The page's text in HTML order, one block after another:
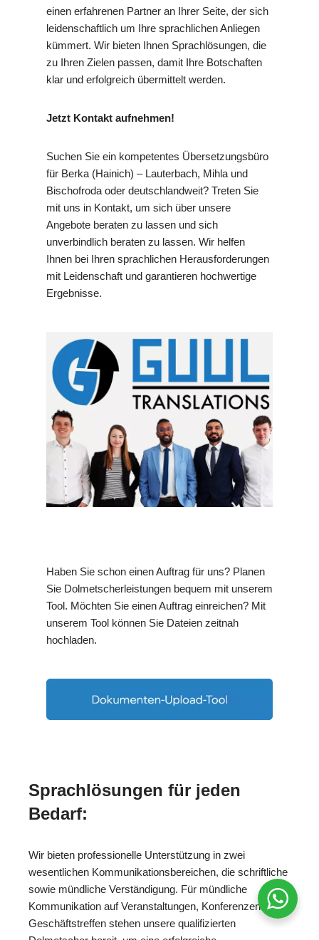
einen erfahrenen Partner an Ihrer Seite, der sich
leidenschaftlich um Ihre sprachlichen Anliegen
kümmert. Wir bieten Ihnen Sprachlösungen, die
zu Ihren Zielen passen, damit Ihre Botschaften
klar und erfolgreich übermittelt werden.
Jetzt Kontakt aufnehmen!
Suchen Sie ein kompetentes Übersetzungsbüro
für Berka (Hainich) – Lauterbach, Mihla und
Bischofroda oder deutschlandweit? Treten Sie
mit uns in Kontakt, um sich über unsere
Angebote beraten zu lassen und sich
unverbindlich beraten zu lassen. Wir helfen
Ihnen bei Ihren sprachlichen Herausforderungen
mit Leidenschaft und garantieren hochwertige
Ergebnisse.
Haben Sie schon einen Auftrag für uns? Planen
Sie Dolmetscherleistungen bequem mit unserem
Tool. Möchten Sie einen Auftrag einreichen? Mit
unserem Tool können Sie Dateien zeitnah
hochladen.
Sprachlösungen für jeden
Bedarf:
Wir bieten professionelle Unterstützung in zwei
wesentlichen Kommunikationsbereichen, die schriftliche
sowie mündliche Verständigung. Für mündliche
Kommunikation auf Veranstaltungen, Konferenzen oder
Geschäftstreffen stehen unsere qualifizierten